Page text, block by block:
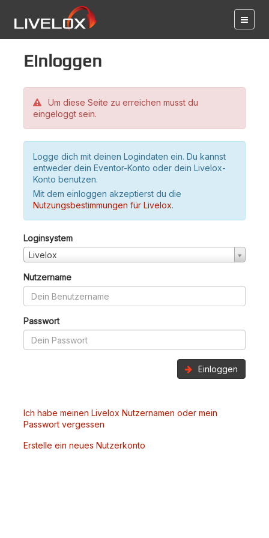
Einloggen
Um diese Seite zu erreichen musst du
eingeloggt sein.
Logge dich mit deinen Logindaten ein. Du kannst
entweder dein Eventor-Konto oder dein Livelox-
Konto benutzen.
Mit dem einloggen akzeptierst du die
Nutzungsbestimmungen für Livelox.
Loginsystem
Livelox
Nutzername
Passwort
Einloggen
Ich habe meinen Livelox Nutzernamen oder mein
Passwort vergessen
Erstelle ein neues Nutzerkonto